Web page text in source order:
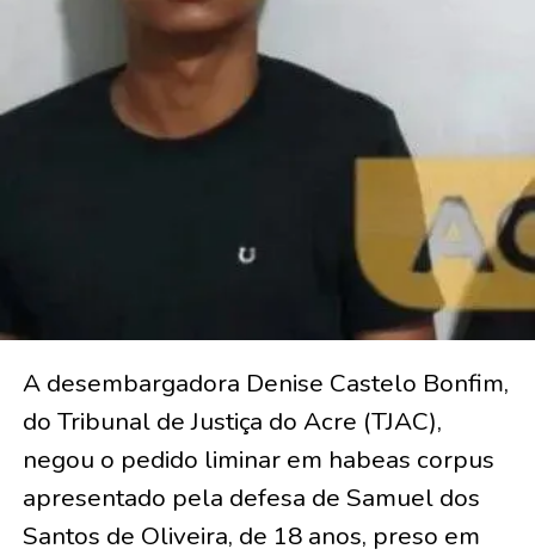
A desembargadora Denise Castelo Bonfim,
do Tribunal de Justiça do Acre (TJAC),
negou o pedido liminar em habeas corpus
apresentado pela defesa de Samuel dos
Santos de Oliveira, de 18 anos, preso em